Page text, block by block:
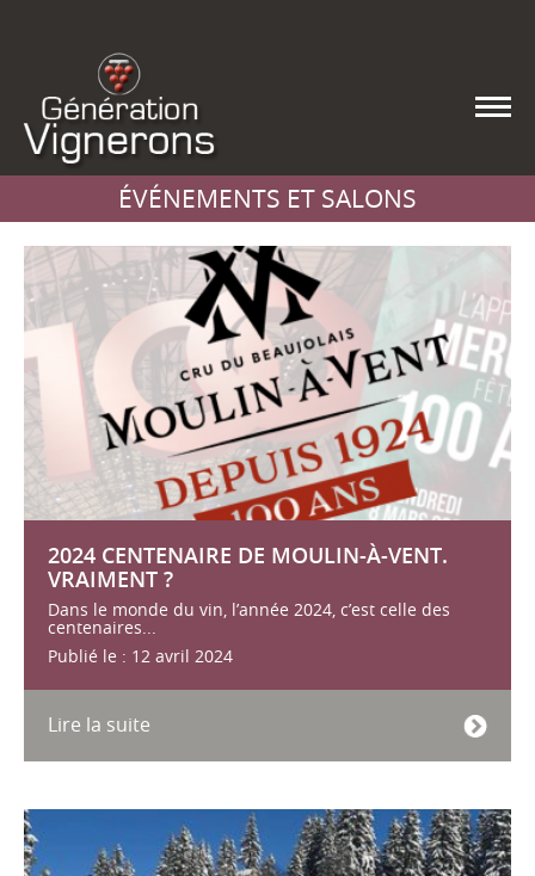
ÉVÉNEMENTS ET SALONS
2024 CENTENAIRE DE MOULIN-À-VENT.
VRAIMENT ?
Dans le monde du vin, l’année 2024, c’est celle des
centenaires...
Publié le : 12 avril 2024
Lire la suite